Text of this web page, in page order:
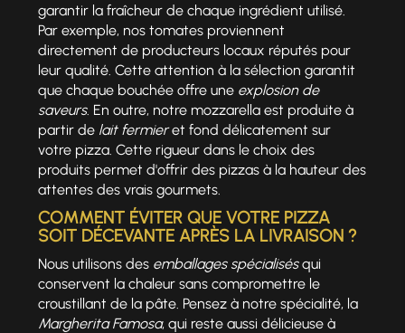
garantir la fraîcheur de chaque ingrédient utilisé.
Par exemple, nos tomates proviennent
directement de producteurs locaux réputés pour
leur qualité. Cette attention à la sélection garantit
que chaque bouchée offre une explosion de
saveurs. En outre, notre mozzarella est produite à
partir de lait fermieret fond délicatement sur
votre pizza. Cette rigueur dans le choix des
produits permet d'offrir des pizzas à la hauteur des
attentes des vrais gourmets.
COMMENT ÉVITER QUE VOTRE PIZZA
SOIT DÉCEVANTE APRÈS LA LIVRAISON ?
Nous utilisons des emballages spécialisésqui
conservent la chaleur sans compromettre le
croustillant de la pâte. Pensez à notre spécialité, la
Margherita Famosa, qui reste aussi délicieuse à